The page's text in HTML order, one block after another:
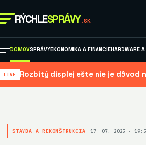
RÝCHLESPRÁVY .SK
DOMOVSPRÁVYEKONOMIKA A FINANCIEHARDWARE
STAVBA A REKONŠTRUKCIA 17. 07. 2025 ·